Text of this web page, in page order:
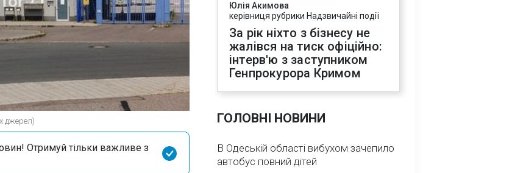
джерел)
Отримуй тільки важливе з
Юлія Акимова
керівниця рубрики Надзвичайні події
За рік ніхто з бізнесу не
жалівся на тиск офіційно:
інтерв'ю з заступником
Генпрокурора Кримом
ГОЛОВНІ НОВИНИ
В Одеській області вибухом зачепило
автобус повний дітей